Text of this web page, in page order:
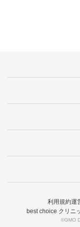
利用規約運
best choice クリニ
©GMO